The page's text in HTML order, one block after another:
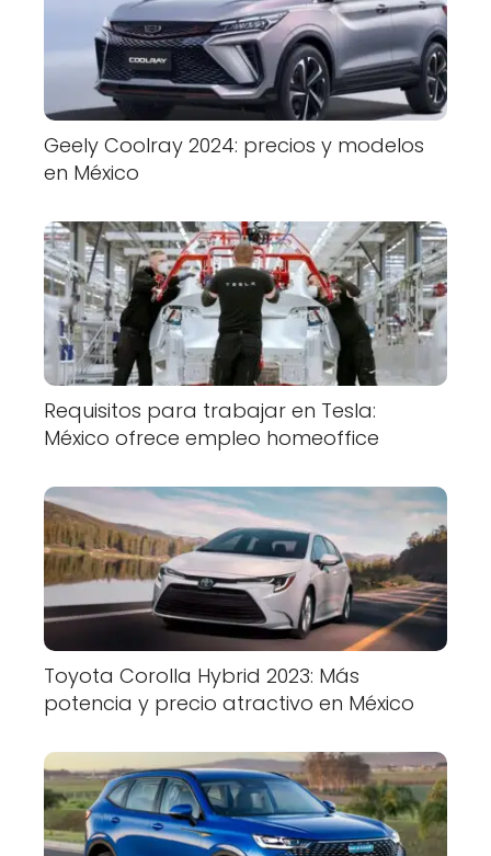
Geely Coolray 2024: precios y modelos
en México
Requisitos para trabajar en Tesla:
México ofrece empleo homeoffice
Toyota Corolla Hybrid 2023: Más
potencia y precio atractivo en México